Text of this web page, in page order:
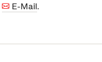
E-Mail.